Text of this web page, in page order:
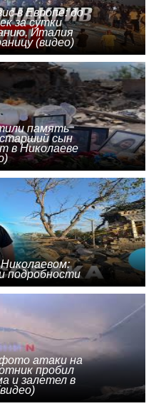
в Европе: до
за сутки
Италия
(видео)
память
сын
в Николаеве
подробности
атаки на
пробил
и залетел в